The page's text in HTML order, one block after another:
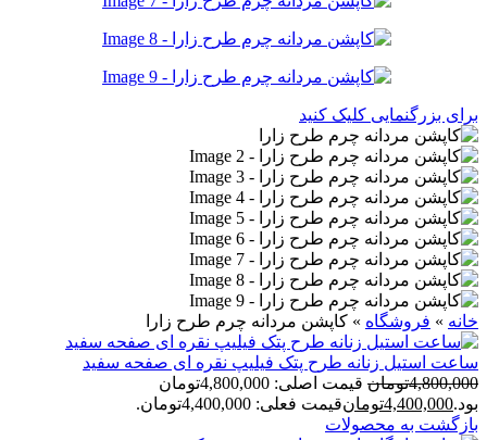
برای بزرگنمایی کلیک کنید
خانه » فروشگاه » کاپشن مردانه چرم طرح زارا
ساعت استيل زنانه طرح پتک فيليپ نقره ای صفحه سفيد
4,800,000تومان
قیمت اصلی: 4,800,000تومان
بود.4,400,000تومانقیمت فعلی: 4,400,000تومان.
بازگشت به محصولات